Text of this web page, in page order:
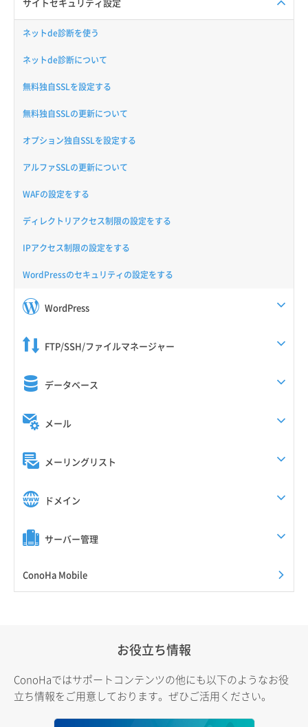
ネットde診断を使う
ネットde診断について
無料独自SSLを設定する
無料独自SSLの更新について
オプション独自SSLを設定する
アルファSSLの更新について
WAFの設定をする
ディレクトリアクセス制限の設定をする
IPアクセス制限の設定をする
WordPressのセキュリティの設定をする
WordPress
FTP/SSH/ファイルマネージャー
データベース
メール
メーリングリスト
ドメイン
サーバー管理
ConoHa Mobile
お役立ち情報
ConoHaではサポートコンテンツの他にも以下のようなお役
立ち情報をご用意しております。ぜひご活用ください。